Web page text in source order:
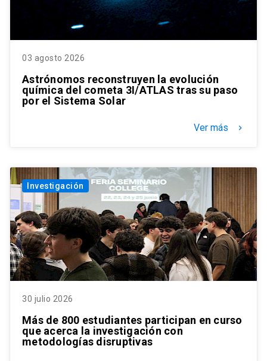
03 agosto 2026
Astrónomos reconstruyen la evolución
química del cometa 3I/ATLAS tras su paso
por el Sistema Solar
Ver más keyboard_arrow_right
Investigación
30 julio 2026
Más de 800 estudiantes participan en curso
que acerca la investigación con
metodologías disruptivas